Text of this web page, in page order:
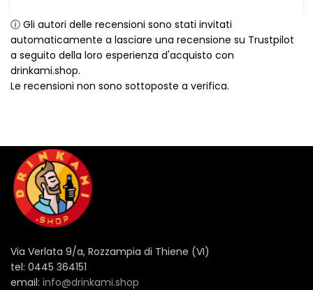
ⓘ Gli autori delle recensioni sono stati invitati
automaticamente a lasciare una recensione su Trustpilot
a seguito della loro esperienza d'acquisto con
drinkami.shop.
Le recensioni non sono sottoposte a verifica.
Via Verlata 9/a, Rozzampia di Thiene (VI)
tel: 0445 364151
email: info@drinkami.shop